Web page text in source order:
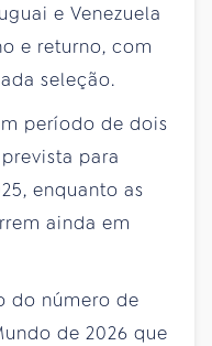
e Venezuela
e returno, com
seleção.
período de dois
para
enquanto as
ainda em
do número de
de 2026 que